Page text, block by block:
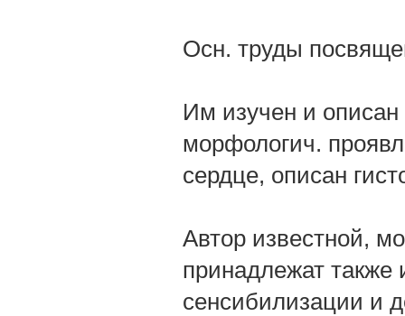
Осн. труды
Им изучен и описан
морфологич.
сердце, описан
Автор известной,
принадлежат также
сенсибилизации и